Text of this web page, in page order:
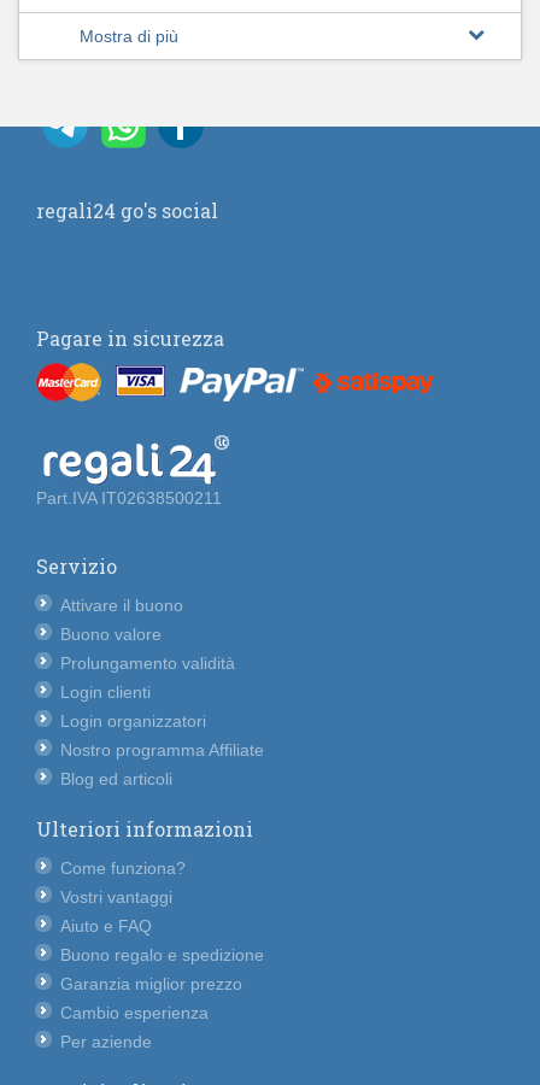
Mostra di più
regali24 go's social
Pagare in sicurezza
Part.IVA IT02638500211
Servizio
Attivare il buono
Buono valore
Prolungamento validità
Login clienti
Login organizzatori
Nostro programma Affiliate
Blog ed articoli
Ulteriori informazioni
Come funziona?
Vostri vantaggi
Aiuto e FAQ
Buono regalo e spedizione
Garanzia miglior prezzo
Cambio esperienza
Per aziende